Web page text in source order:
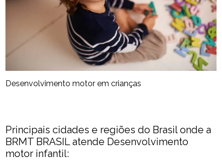
Desenvolvimento motor em crianças
Principais cidades e regiões do Brasil onde a
BRMT BRASIL atende Desenvolvimento
motor infantil: